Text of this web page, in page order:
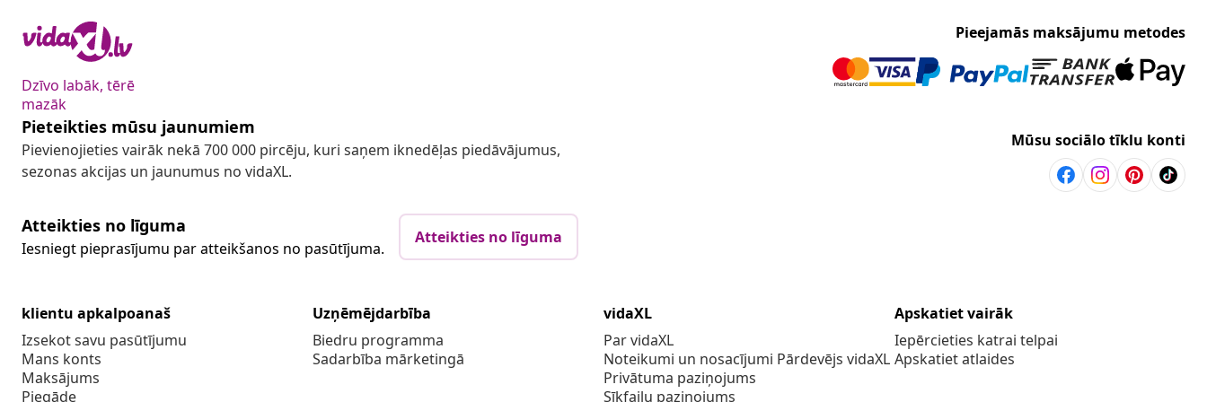
Dzīvo labāk, tērē
mazāk
Pieejamās maksājumu metodes
Pieteikties mūsu jaunumiem
Pievienojieties vairāk nekā 700 000 pircēju, kuri saņem iknedēļas piedāvājumus,
sezonas akcijas un jaunumus no vidaXL.
Mūsu sociālo tīklu konti
Atteikties no līguma
Iesniegt pieprasījumu par atteikšanos no pasūtījuma.
Atteikties no līguma
klientu apkalpoanaš
Izsekot savu pasūtījumu
Mans konts
Maksājums
Piegāde
Uzņēmējdarbība
Biedru programma
Sadarbība mārketingā
vidaXL
Par vidaXL
Noteikumi un nosacījumi Pārdevējs vidaXL
Privātuma paziņojums
Sīkfailu paziņojums
Apskatiet vairāk
Iepērcieties katrai telpai
Apskatiet atlaides